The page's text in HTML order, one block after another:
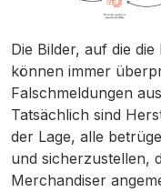
Die Bilder, auf die
können immer
Falschmeldungen
Tatsächlich sind
der Lage, alle
und sicherzustellen,
Merchandiser